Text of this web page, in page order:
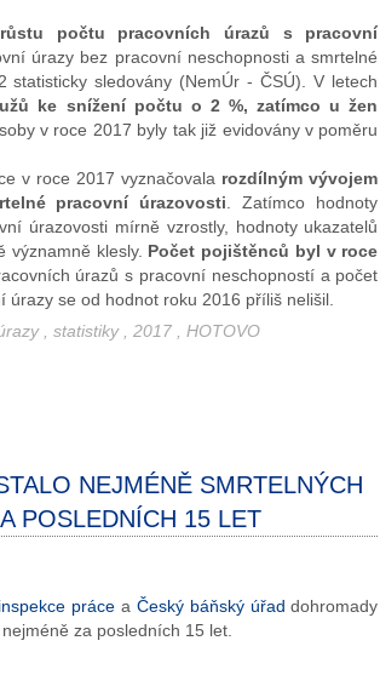
počtu pracovních úrazů s pracovní
úrazy bez pracovní neschopnosti a smrtelné
sledovány (NemÚr - ČSÚ). V letech
ke snížení počtu o 2 %, zatímco u žen
v roce 2017 byly tak již evidovány v poměru
v roce 2017 vyznačovala rozdílným vývojem
pracovní úrazovosti . Zatímco hodnoty
úrazovosti mírně vzrostly, hodnoty ukazatelů
významně klesly. Počet pojištěnců byl v roce
úrazů s pracovní neschopností a počet
se od hodnot roku 2016 příliš nelišil.
, statistiky , 2017 , HOTOVO
NEJMÉNĚ SMRTELNÝCH
POSLEDNÍCH 15 LET
prácea Český báňský úřad dohromady
za posledních 15 let.